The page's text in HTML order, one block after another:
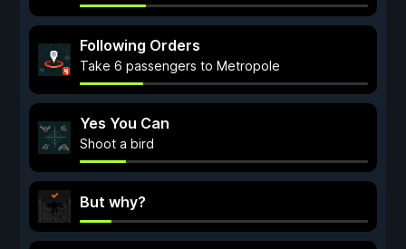
Following Orders
Take 6 passengers to Metropole
Yes You Can
Shoot a bird
But why?